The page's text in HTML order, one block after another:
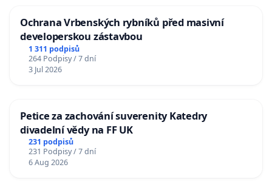
Ochrana Vrbenských rybníků před masivní
developerskou zástavbou
1 311 podpisů
264 Podpisy / 7 dní
3 Jul 2026
Petice za zachování suverenity Katedry
divadelní vědy na FF UK
231 podpisů
231 Podpisy / 7 dní
6 Aug 2026